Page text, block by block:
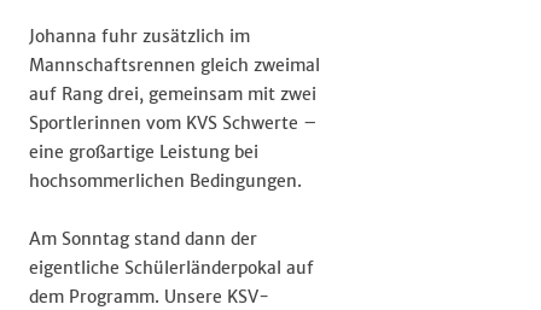
Johanna fuhr zusätzlich im
Mannschaftsrennen gleich zweimal
auf Rang drei, gemeinsam mit zwei
Sportlerinnen vom KVS Schwerte –
eine großartige Leistung bei
hochsommerlichen Bedingungen.
Am Sonntag stand dann der
eigentliche Schülerländerpokal auf
dem Programm. Unsere KSV-